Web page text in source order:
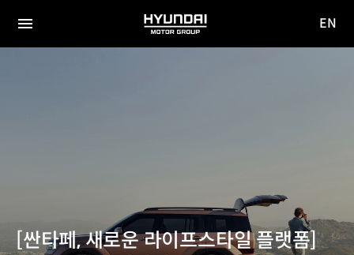
전체
HYUNDAI
MOTOR
EN
[싼타페, 새로운 라이프스타일 플랫폼]